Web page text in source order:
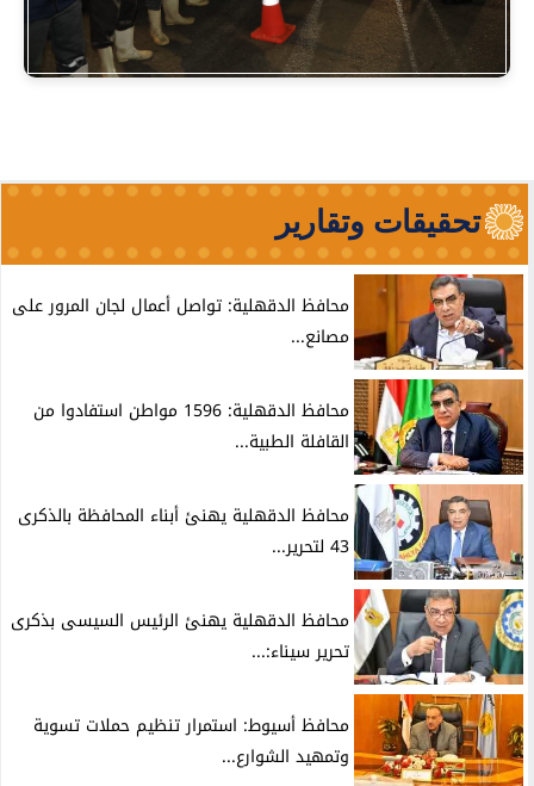
تحقيقات وتقارير
محافظ الدقهلية: تواصل أعمال لجان المرور على
مصانع...
محافظ الدقهلية: 1596 مواطن استفادوا من
القافلة الطبية...
محافظ الدقهلية يهنئ أبناء المحافظة بالذكرى
43 لتحرير...
محافظ الدقهلية يهنئ الرئيس السيسى بذكرى
تحرير سيناء:...
محافظ أسيوط: استمرار تنظيم حملات تسوية
وتمهيد الشوارع...